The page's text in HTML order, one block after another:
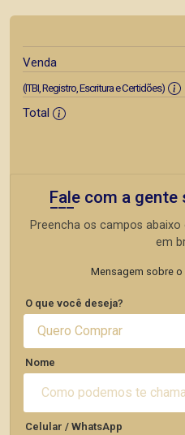
Venda
(ITBI, Registro, Escritura e Certidões)
Total
Fale com a
Preencha os campos
em
Mensagem sobre o
O que você deseja?
Quero Comprar
Nome
Celular / WhatsApp